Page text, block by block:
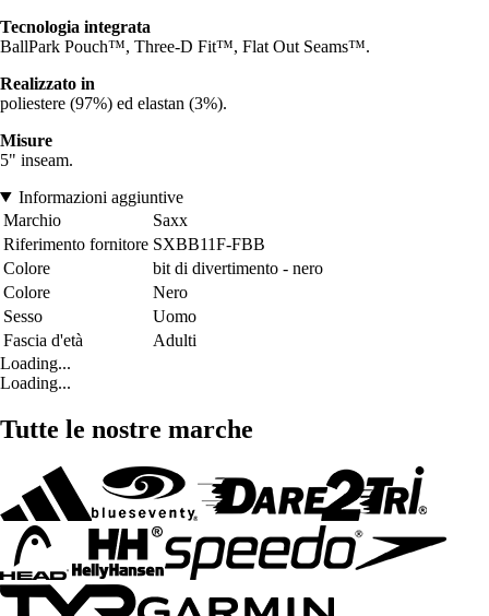
Tecnologia integrata
BallPark Pouch™, Three-D Fit™, Flat Out Seams™.
Realizzato in
poliestere (97%) ed elastan (3%).
Misure
5" inseam.
Informazioni aggiuntive
Marchio
Saxx
Riferimento fornitore SXBB11F-FBB
Colore
bit di divertimento - nero
Colore
Nero
Sesso
Uomo
Fascia d'età
Adulti
Loading...
Loading...
Tutte le nostre marche